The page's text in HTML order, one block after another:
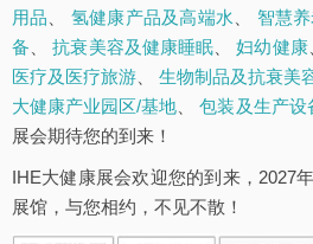
用品
氢健康产品及高端水 智慧
备 、抗衰美容及健康睡眠 、妇幼健康
医疗及医疗旅游
生物制品及抗衰美
大健康产业园区/基地 、包装及生产设
展会期待您的到来！
IHE大健康展会欢迎您的到来，2027
展馆，与您相约，不见不散！